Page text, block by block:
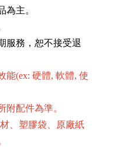
主。
服務，恕不接受退
(ex: 硬體, 軟體, 使
配件為準。
、塑膠袋、原廠紙